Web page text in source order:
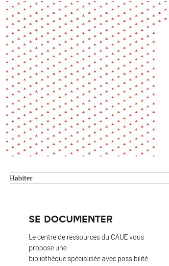
Architecture
Arts Design
Énergie
Environnement
Habiter
Jeunes
Patrimoine
Paysage
Société
Transition écologique
Urbanisme
Actualité
Expérience
Revue
AUTRES CRITÈRES
Habiter
SE DOCUMENTER
Le centre de ressources du CAUE vous
propose une
bibliothèque spécialisée avec possibilité